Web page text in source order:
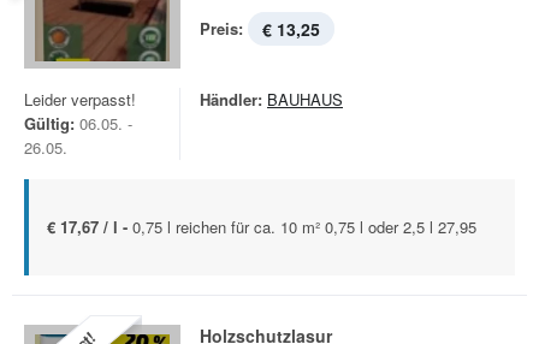
Preis: € 13,25
Leider verpasst!
Gültig: 06.05. -
26.05.
Händler: BAUHAUS
€ 17,67 / l - 0,75 l reichen für ca. 10 m² 0,75 l oder 2,5 l 27,95
Holzschutzlasur